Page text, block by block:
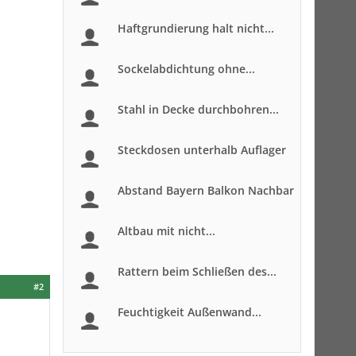
#2
Haftgrundierung halt nicht...
Sockelabdichtung ohne...
Stahl in Decke durchbohren...
Steckdosen unterhalb Auflager
Abstand Bayern Balkon Nachbar
Altbau mit nicht...
Rattern beim Schließen des...
Feuchtigkeit Außenwand...